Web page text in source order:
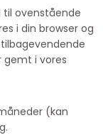
til ovenstående
i din browser og
gemt i vores
(kan